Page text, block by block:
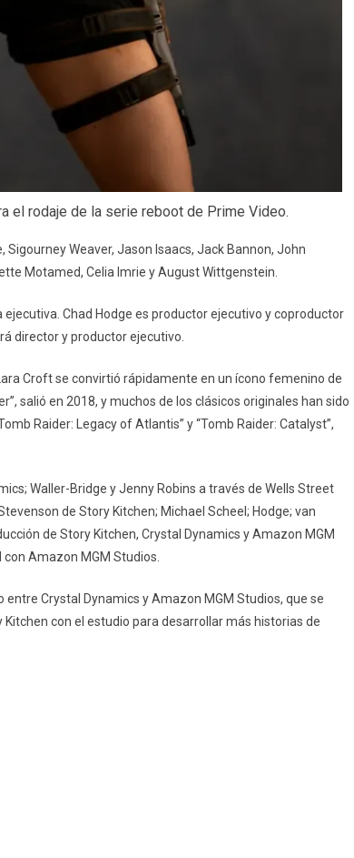
el rodaje de la serie reboot de Prime Video.
Weaver, Jason Isaacs, Jack Bannon, John
Motamed, Celia Imrie y August Wittgenstein.
Chad Hodge es productor ejecutivo y coproductor
director y productor ejecutivo.
Croft se convirtió rápidamente en un ícono femenino de
salió en 2018, y muchos de los clásicos originales han sido
Raider: Legacy of Atlantis” y “Tomb Raider: Catalyst”,
Waller-Bridge y Jenny Robins a través de Wells Street
de Story Kitchen; Michael Scheel; Hodge; van
de Story Kitchen, Crystal Dynamics y Amazon MGM
Amazon MGM Studios.
entre Crystal Dynamics y Amazon MGM Studios, que se
con el estudio para desarrollar más historias de